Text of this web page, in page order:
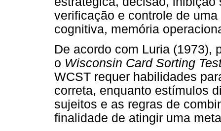
verificação e controle de
cognitiva, memória
De acordo com Luria (1973),
o Wisconsin Card Sorting
WCST requer habilidades
correta, enquanto estímulos
sujeitos e as regras de
finalidade de atingir uma